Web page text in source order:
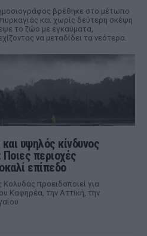
βρέθηκε στο μέτωπο
και χωρίς δεύτερη σκέψη
το ζώο με εγκαύματα,
να μεταδίδει τα νεότερα.
υψηλός κίνδυνος
Ποιες περιοχές
επίπεδο
προειδοποιεί για
Καφηρέα, την Αττική, την